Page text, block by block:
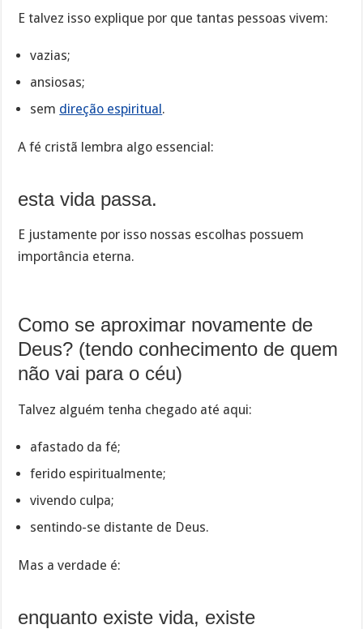
E talvez isso explique por que tantas pessoas vivem:
vazias;
ansiosas;
sem direção espiritual.
A fé cristã lembra algo essencial:
esta vida passa.
E justamente por isso nossas escolhas possuem
importância eterna.
Como se aproximar novamente de
Deus? (tendo conhecimento de quem
não vai para o céu)
Talvez alguém tenha chegado até aqui:
afastado da fé;
ferido espiritualmente;
vivendo culpa;
sentindo-se distante de Deus.
Mas a verdade é:
enquanto existe vida, existe